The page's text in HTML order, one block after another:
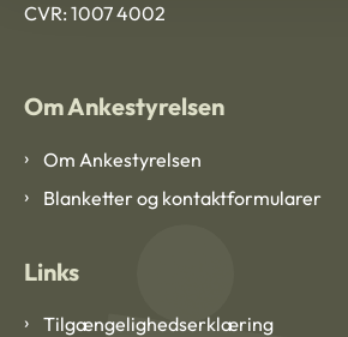
CVR: 1007 4002
Om Ankestyrelsen
Om Ankestyrelsen
Blanketter og kontaktformularer
Links
Tilgængelighedserklæring